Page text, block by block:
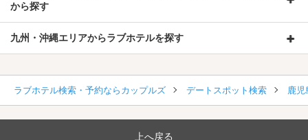
から探す
九州・沖縄エリアからラブホテルを探す
ラブホテル検索・予約ならカップルズ デートスポット検索 鹿児
上へ戻る